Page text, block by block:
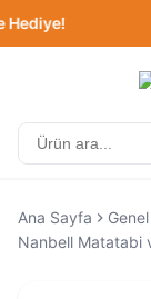
Ana Sayfa Genel
Nanbell Matatabi